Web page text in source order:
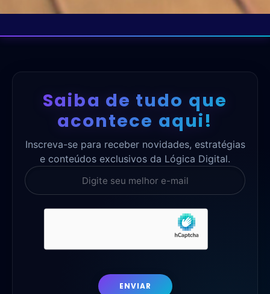
Saiba de tudo que
acontece aqui!
Inscreva-se para receber novidades, estratégias
e conteúdos exclusivos da Lógica Digital.
ENVIAR